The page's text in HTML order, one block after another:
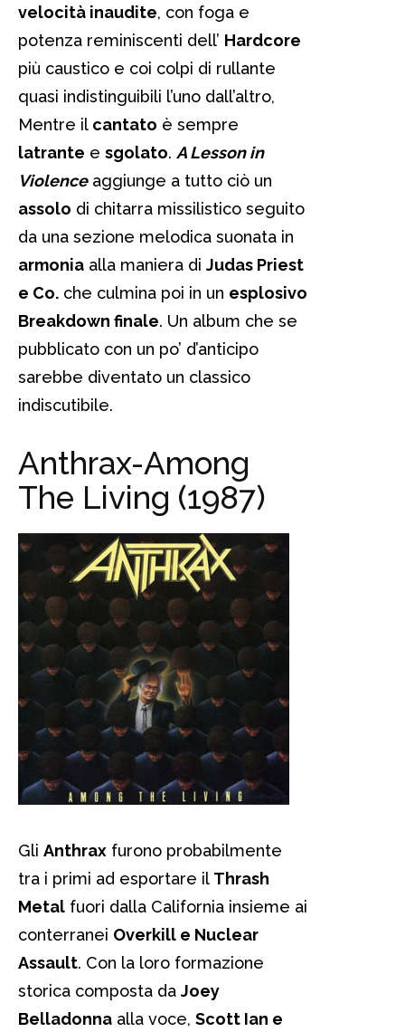
velocità inaudite, con foga e
potenza reminiscenti dell’ Hardcore
più caustico e coi colpi di rullante
quasi indistinguibili l’uno dall’altro,
Mentre il cantato è sempre
latrante e sgolato. A Lesson in
Violenceaggiunge a tutto ciò un
assolo di chitarra missilistico seguito
da una sezione melodica suonata in
armonia alla maniera di Judas Priest
e Co. che culmina poi in un esplosivo
Breakdown finale. Un album che se
pubblicato con un po’ d’anticipo
sarebbe diventato un classico
indiscutibile.
Anthrax-Among
The Living (1987)
Gli Anthrax furono probabilmente
tra i primi ad esportare il Thrash
Metal fuori dalla California insieme ai
conterranei Overkill e Nuclear
Assault. Con la loro formazione
storica composta da Joey
Belladonna alla voce, Scott Ian e